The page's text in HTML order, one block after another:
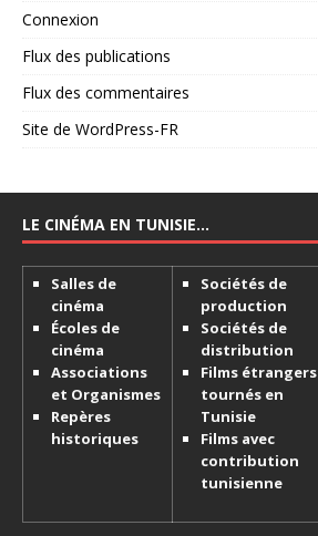
Connexion
Flux des publications
Flux des commentaires
Site de WordPress-FR
LE CINÉMA EN TUNISIE…
Salles de
cinéma
Écoles de
cinéma
Associations
et Organismes
Repères
historiques
Sociétés de
production
Sociétés de
distribution
Films étrangers
tournés en
Tunisie
Films avec
contribution
tunisienne